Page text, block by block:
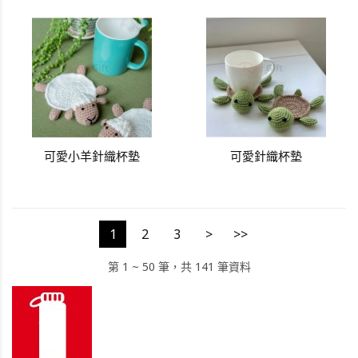
可愛小羊針織杯墊 可愛針織杯墊
1 2 3 > >>
第 1 ~ 50 筆，共 141 筆資料